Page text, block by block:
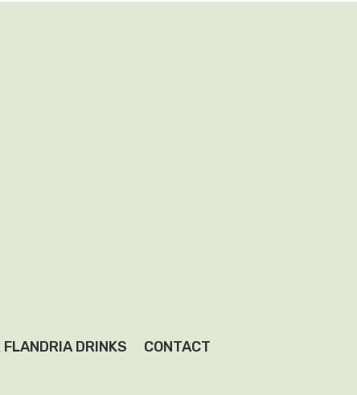
FLANDRIA DRINKS CONTACT